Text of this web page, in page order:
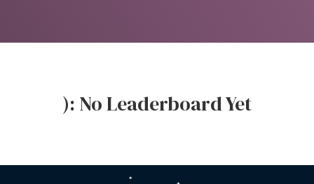
No Leaderboard Yet :(